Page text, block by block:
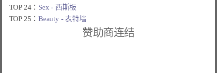
TOP 24： Sex - 西斯板
TOP 25：Beauty - 表特墙
赞助商连结